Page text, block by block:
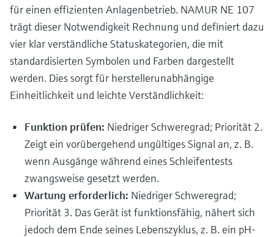
für einen effizienten Anlagenbetrieb. NAMUR NE 107
trägt dieser Notwendigkeit Rechnung und definiert dazu
vier klar verständliche Statuskategorien, die mit
standardisierten Symbolen und Farben dargestellt
werden. Dies sorgt für herstellerunabhängige
Einheitlichkeit und leichte Verständlichkeit:
Funktion prüfen: Niedriger Schweregrad; Priorität 2.
Zeigt ein vorübergehend ungültiges Signal an, z. B.
wenn Ausgänge während eines Schleifentests
zwangsweise gesetzt werden.
Wartung erforderlich: Niedriger Schweregrad;
Priorität 3. Das Gerät ist funktionsfähig, nähert sich
jedoch dem Ende seines Lebenszyklus, z. B. ein pH-